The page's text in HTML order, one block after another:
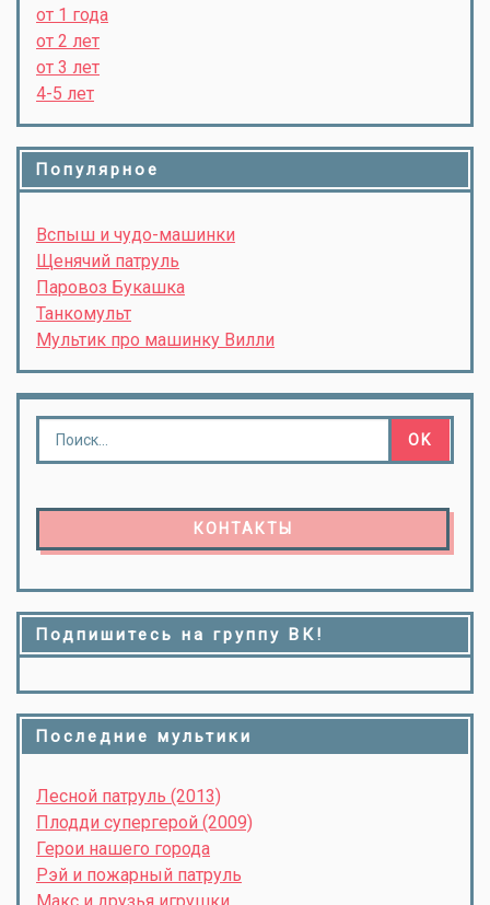
от 1 года
от 2 лет
от 3 лет
4-5 лет
Популярное
Вспыш и чудо-машинки
Щенячий патруль
Паровоз Букашка
Танкомульт
Мультик про машинку Вилли
КОНТАКТЫ
Подпишитесь на группу ВК!
Последние мультики
Лесной патруль (2013)
Плодди супергерой (2009)
Герои нашего города
Рэй и пожарный патруль